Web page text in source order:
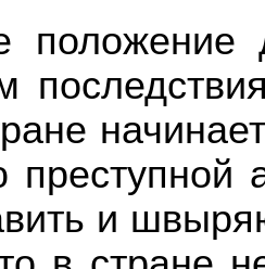
преступной
и